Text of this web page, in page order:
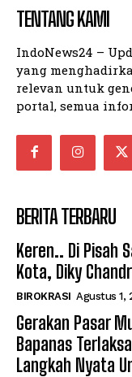
Kota Tasik
Company
Kota Tasik
Company
TENTANG KAMI
IndoNews24 –
yang
relevan untuk
portal, semua
BERITA TERBARU
Keren.. Di Pisah
Kota, Diky
BIROKRASI Agustus 1,
Gerakan Pasar
Bapanas
Langkah Nyata